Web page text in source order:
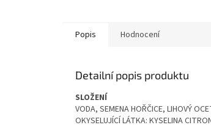
Popis Hodnocení
Detailní popis produktu
SLOŽENÍ
VODA, SEMENA HOŘČICE, LIHOVÝ
OKYSELUJÍCÍ LÁTKA: KYSELINA